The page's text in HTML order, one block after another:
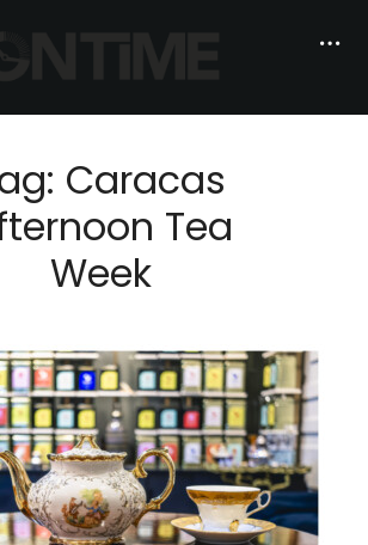
Caracas
Tea
Week